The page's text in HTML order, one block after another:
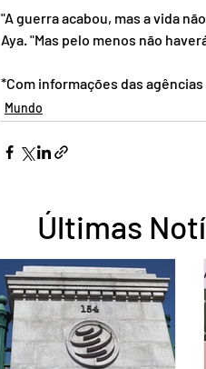
"A guerra acabou, mas a vida
Aya. "Mas pelo menos não
*Com informações das
Mundo
Últimas